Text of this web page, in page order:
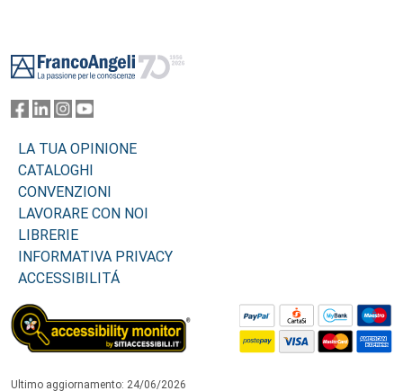
LA TUA OPINIONE
CATALOGHI
CONVENZIONI
LAVORARE CON NOI
LIBRERIE
INFORMATIVA PRIVACY
ACCESSIBILITÁ
Ultimo aggiornamento: 24/06/2026